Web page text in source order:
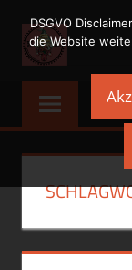
Inhalt
springen
Du
sollst
ein
machen
DSGVO
die Website